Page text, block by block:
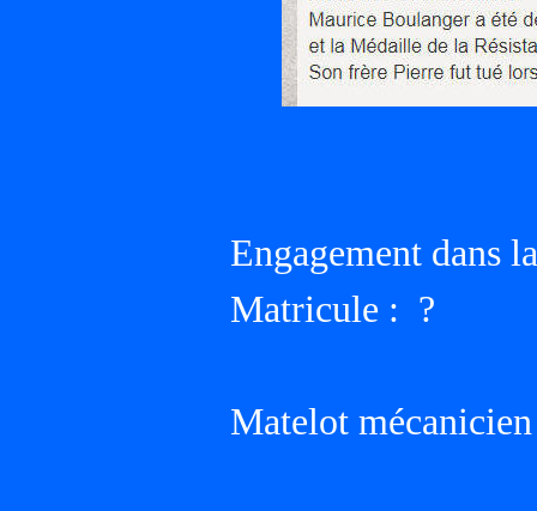
Engagement dans
Matricule : ?
Matelot mécanicien